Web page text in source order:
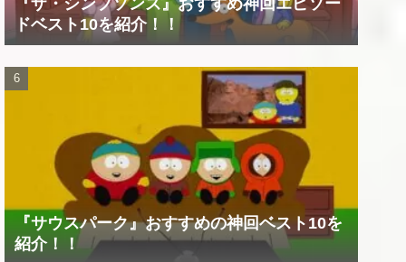
ドベスト10を紹介！！
『サウスパーク』おすすめの神回ベスト10を
紹介！！